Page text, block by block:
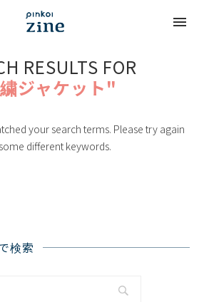
RESULTS FOR
ジャケット"
your search terms. Please try again
different keywords.
検索